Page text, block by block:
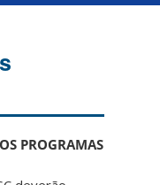
PROGRAMAS